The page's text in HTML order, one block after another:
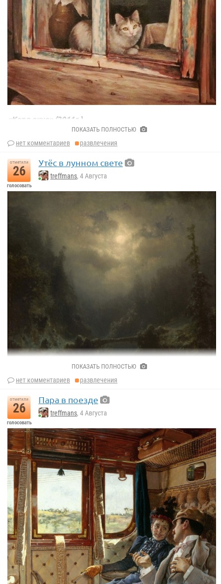
«Кот в окне» (2011г.)
Дмитрий БочкарёвПОКАЗАТЬ ПОЛНОСТЬЮ
нет комментариев развлечения
отметили
26
голосовать
Утёс в лунном свете
treffmans, 4 Августа
«Утёс в лунном свете»
Август Пипенхаген.
ПОКАЗАТЬ ПОЛНОСТЬЮ
нет комментариев развлечения
отметили
26
голосовать
Пара в поезде
treffmans, 4 Августа